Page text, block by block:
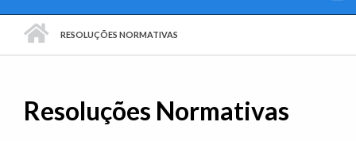
RESOLUÇÕES NORMATIVAS
Resoluções Normativas